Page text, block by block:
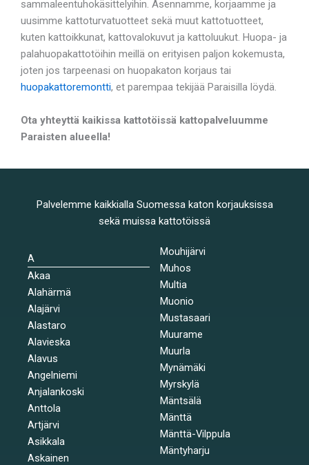
sammaleentuhokäsittelyihin. Asennamme, korjaamme ja
uusimme kattoturvatuotteet sekä muut kattotuotteet,
kuten kattoikkunat, kattovalokuvut ja kattoluukut. Huopa- ja
palahuopakattotöihin meillä on erityisen paljon kokemusta,
joten jos tarpeenasi on huopakaton korjaus tai
huopakattoremontti, et parempaa tekijää Paraisilla löydä.
Ota yhteyttä kaikissa kattotöissä kattopalveluumme
Paraisten alueella!
Palvelemme kaikkialla Suomessa katon korjauksissa
sekä muissa kattotöissä
A
Akaa
Alahärmä
Alajärvi
Alastaro
Alavieska
Alavus
Angelniemi
Anjalankoski
Anttola
Artjärvi
Asikkala
Askainen
Mouhijärvi
Muhos
Multia
Muonio
Mustasaari
Muurame
Muurla
Mynämäki
Myrskylä
Mäntsälä
Mänttä
Mänttä-Vilppula
Mäntyharju